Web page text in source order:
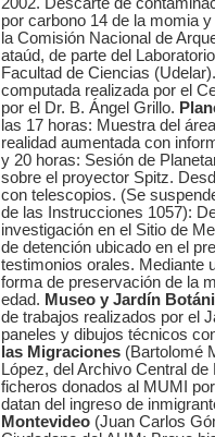
2002. Descarte de
por carbono 14 de la momia
la Comisión Nacional de
ataúd, de parte del
Facultad de Ciencias (Udelar).
computada realizada por el
por el Dr. B. Ángel Grillo.
las 17 horas: Muestra del
realidad aumentada con
y 20 horas: Sesión de
sobre el proyector Spitz.
con telescopios. (Se
de las Instrucciones 1057):
investigación en el Sitio de
de detención ubicado en el
testimonios orales. Mediante
forma de preservación de la
edad. Museo y Jardín
de trabajos realizados por el
paneles y dibujos técnicos
las Migraciones (Bartolomé
López, del Archivo Central
ficheros donados al MUMI
datan del ingreso de
Montevideo (Juan Carlos